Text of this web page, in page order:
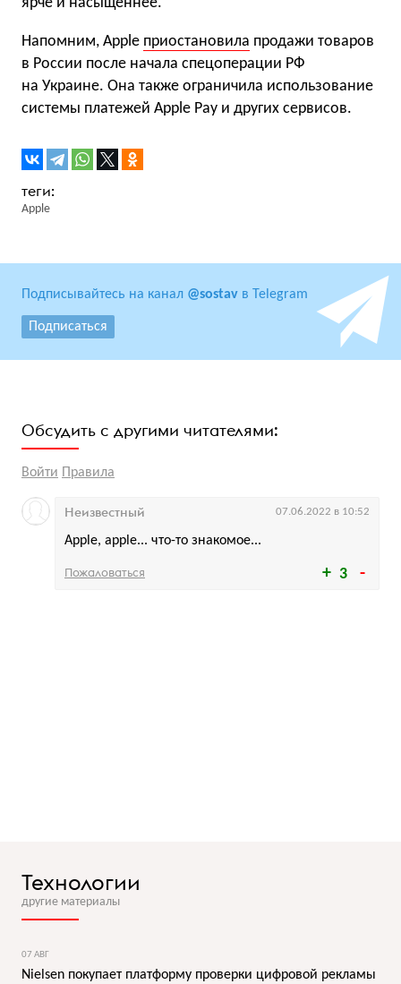
ярче и насыщеннее.
Напомним, Apple приостановила продажи товаров
в России после начала спецоперации РФ
на Украине. Она также ограничила использование
системы платежей Apple Pay и других сервисов.
Apple
Подписывайтесь на канал @sostav в Telegram
Подписаться
Обсудить с другими читателями:
Войти Правила
3
Apple, apple... что-то знакомое...
Неизвестный 07.06.2022 в 10:52
Пожаловаться
Технологии
другие материалы
07 АВГ
Nielsen покупает платформу проверки цифровой рекламы